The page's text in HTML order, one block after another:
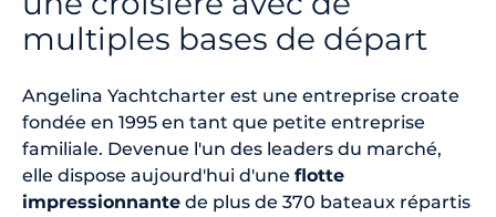
multiples bases de départ
Angelina Yachtcharter est une entreprise croate
fondée en 1995 en tant que petite entreprise
familiale. Devenue l'un des leaders du marché,
elle dispose aujourd'hui d'une flotte
impressionnante de plus de 370 bateaux répartis